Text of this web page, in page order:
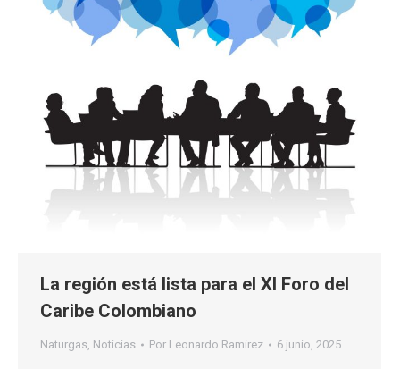
La región está lista para el XI Foro del
Caribe Colombiano
Naturgas, Noticias Por Leonardo Ramirez 6 junio, 2025